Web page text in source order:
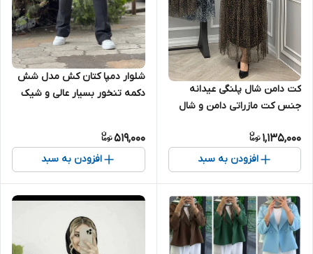
کت دامن شال پلنگی عیدانه
جنس کت مازراتی دامن و شال
1,135,000
افزودن به سبد
شلوار دمپا کتان کش مدل شش
دکمه تنخور بسیار عالی و شیک
519,000
افزودن به سبد